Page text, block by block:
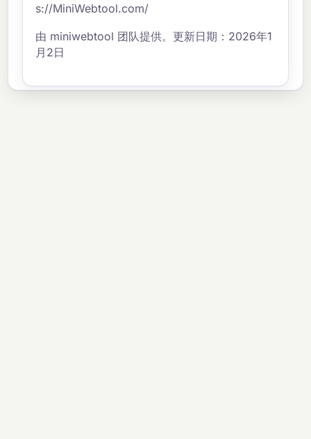
s://MiniWebtool.com/
由 miniwebtool 团队提供。更新日期：2026年1
月2日